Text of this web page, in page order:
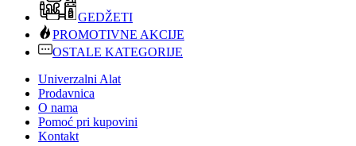
GEDŽETI
PROMOTIVNE AKCIJE
OSTALE KATEGORIJE
Univerzalni Alat
Prodavnica
O nama
Pomoć pri kupovini
Kontakt